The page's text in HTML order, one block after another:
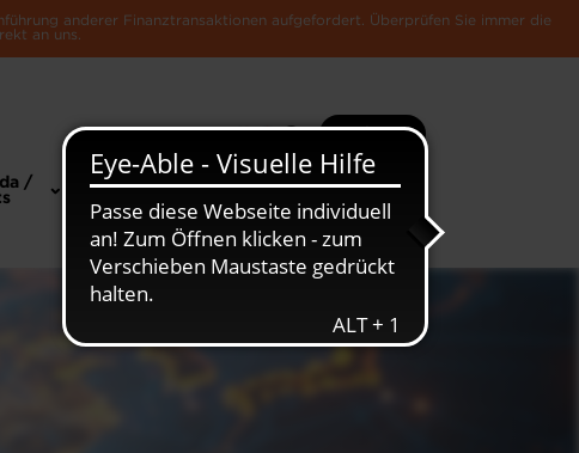
anderer Finanztransaktionen aufgefordert. Überprüfen Sie immer die
an uns.
Suche Mehr
/
News &
Die Luxemburger